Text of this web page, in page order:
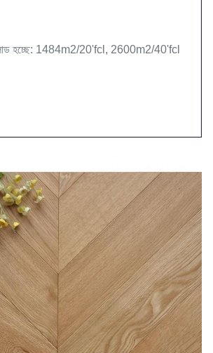
হচ্ছে: 1484m2/20'fcl, 2600m2/40'fcl